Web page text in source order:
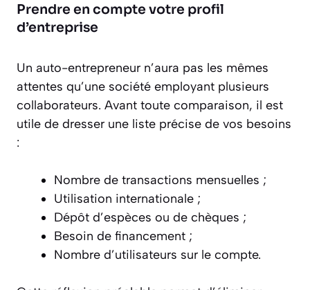
Prendre en compte votre profil
d’entreprise
Un auto-entrepreneur n’aura pas les mêmes
attentes qu’une société employant plusieurs
collaborateurs. Avant toute comparaison, il est
utile de dresser une liste précise de vos besoins
:
Nombre de transactions mensuelles ;
Utilisation internationale ;
Dépôt d’espèces ou de chèques ;
Besoin de financement ;
Nombre d’utilisateurs sur le compte.